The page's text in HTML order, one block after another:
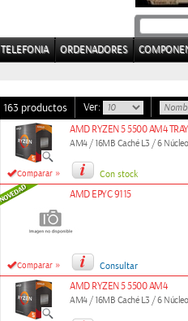
TELEFONIA ORDENADORES
163 productos Ver:
Comparar »
AMD RYZEN 5 5500 AM4 TRAY
AM4 / 16MB Caché L3 / 6
Con stock
Comparar »
AMD EPYC 9115
Consultar
AMD RYZEN 5 5500 AM4
AM4 / 16MB Caché L3 / 6